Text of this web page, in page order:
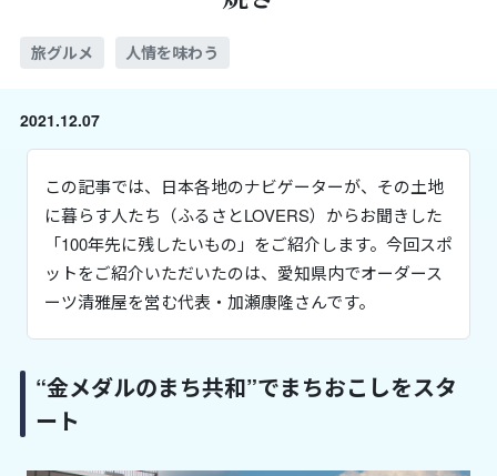
旅グルメ 人情を味わう
2021.12.07
この記事では、日本各地のナビゲーターが、その土地
に暮らす人たち（ふるさとLOVERS）からお聞きした
「100年先に残したいもの」をご紹介します。今回スポ
ットをご紹介いただいたのは、愛知県内でオーダース
ーツ清雅屋を営む代表・加瀬康隆さんです。
“金メダルのまち共和”でまちおこしをスタ
ート